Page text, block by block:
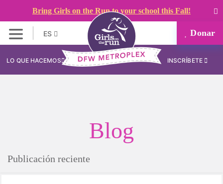
Bring Girls on the Run to your school this Fall!
ES Donar
LO QUE HACEMOS INSCRÍBETE
Blog
Publicación reciente